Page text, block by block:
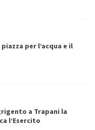
per l’acqua e il
a Trapani la
l’Esercito